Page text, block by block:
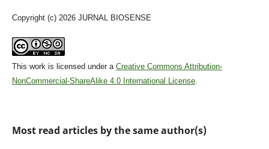
Copyright (c) 2026 JURNAL BIOSENSE
This work is licensed under a Creative Commons Attribution-
NonCommercial-ShareAlike 4.0 International License.
Most read articles by the same author(s)